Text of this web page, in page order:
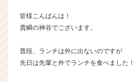
ト
届
く
就
皆様こんばんは！
貴瞬の神谷でございます。
普段、ランチは外に出ないのですが
先日は先輩と外でランチを食べました！